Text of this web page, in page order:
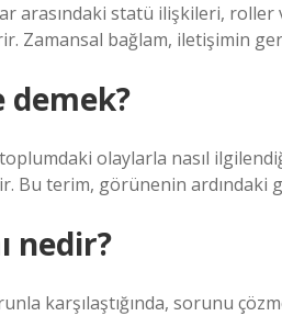
arasındaki statü ilişkileri,
Zamansal bağlam, iletişimin
demek?
olaylarla nasıl
Bu terim, görünenin ardındaki
nedir?
karşılaştığında, sorunu